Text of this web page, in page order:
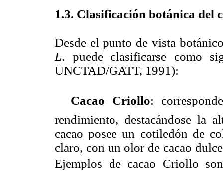
1.3. Clasificación botánica del
Desde el punto de vista
L. puede clasificarse como
UNCTAD/GATT, 1991):
Cacao Criollo:
rendimiento, destacándose la
cacao posee un cotiledón de
claro, con un olor de cacao
Ejemplos de cacao Criollo